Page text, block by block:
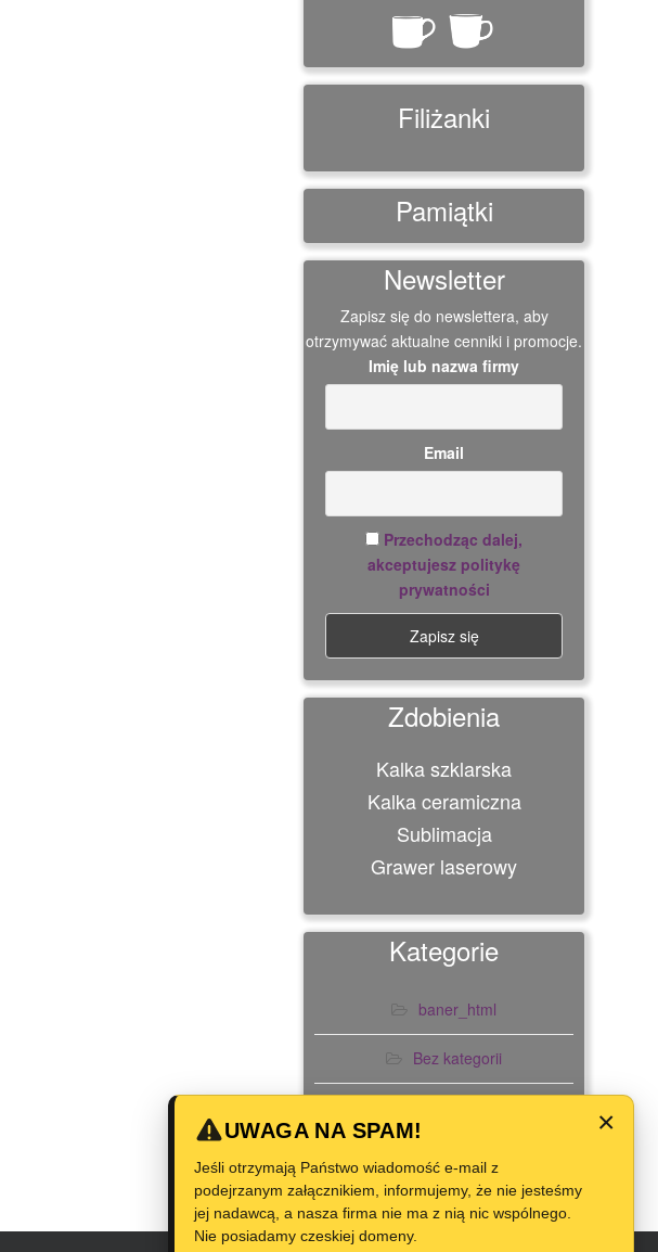
Filiżanki
Pamiątki
Newsletter
Zapisz się do newslettera, aby
otrzymywać aktualne cenniki i promocje.
Imię lub nazwa firmy
Email
Przechodząc dalej,
akceptujesz politykę
prywatności
Zdobienia
Kalka szklarska
Kalka ceramiczna
Sublimacja
Grawer laserowy
Kategorie
baner_html
Bez kategorii
×
UWAGA NA SPAM!
Jeśli otrzymają Państwo wiadomość e-mail z
podejrzanym załącznikiem, informujemy, że nie jesteśmy
jej nadawcą, a nasza firma nie ma z nią nic wspólnego.
Nie posiadamy czeskiej domeny.